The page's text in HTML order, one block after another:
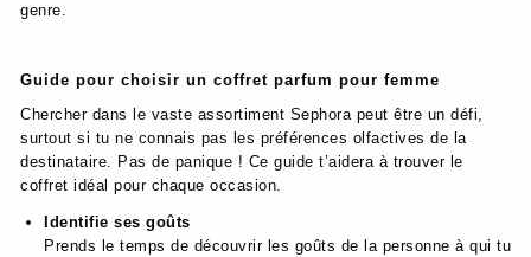
genre.
Guide pour choisir un coffret parfum pour femme
Chercher dans le vaste assortiment Sephora peut être un défi,
surtout si tu ne connais pas les préférences olfactives de la
destinataire. Pas de panique ! Ce guide t’aidera à trouver le
coffret idéal pour chaque occasion.
Identifie ses goûts
Prends le temps de découvrir les goûts de la personne à qui tu